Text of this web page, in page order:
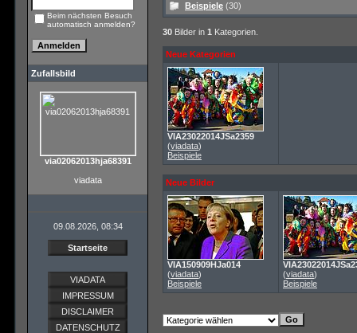
Beim nächsten Besuch
automatisch anmelden?
Zufallsbild
via02062013hja68391
viadata
09.08.2026, 08:34
Startseite
VIADATA
IMPRESSUM
DISCLAIMER
DATENSCHUTZ
Beispiele (30)
30 Bilder in 1 Kategorien.
Neue Kategorien
VIA23022014JSa2359
(viadata)
Beispiele
Neue Bilder
VIA150909HJa014
(viadata)
Beispiele
(viadata)
Beispiele